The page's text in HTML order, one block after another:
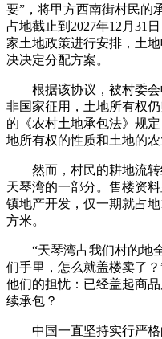
要”，将甲方西南街村民的
占地截止到2027年12月31
家土地政策进行安排，土
决决定分配方案。
根据该协议，被村委会
非国家征用，土地所有权
的《农村土地承包法》规
地所有权的性质和土地的农
然而，村民的耕地流转
天琴湾的一部分。售楼资
镇地产开发，仅一期就占
方米。
“天琴湾占我们村的地全
们手里，怎么就盖楼卖了
他们的担忧：已经盖起商
续承包？
中国一直坚持实行严格